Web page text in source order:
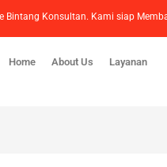
Bintang Konsultan. Kami siap
Home About Us Layanan